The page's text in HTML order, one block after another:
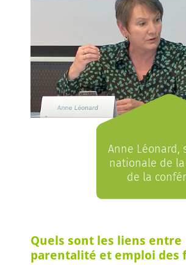
Anne Léonard,
nationale de la
de la
Quels sont les liens entre
parentalité et emploi des